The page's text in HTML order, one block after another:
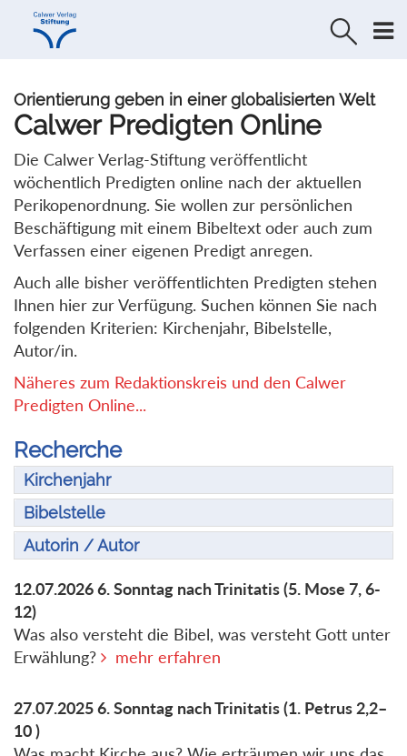
Direkt
Direkt
Orientierung geben in einer globalisierten Welt
Calwer Predigten Online
Die Calwer Verlag-Stiftung veröffentlicht
wöchentlich Predigten online nach der aktuellen
Perikopenordnung. Sie wollen zur persönlichen
Beschäftigung mit einem Bibeltext oder auch zum
Verfassen einer eigenen Predigt anregen.
Auch alle bisher veröffentlichten Predigten stehen
Ihnen hier zur Verfügung. Suchen können Sie nach
folgenden Kriterien: Kirchenjahr, Bibelstelle,
Autor/in.
Näheres zum Redaktionskreis und den Calwer
Predigten Online...
Recherche
Kirchenjahr
Bibelstelle
Autorin / Autor
12.07.20266. Sonntag nach Trinitatis(5. Mose 7, 6-
12)
Was also versteht die Bibel, was versteht Gott unter
Erwählung?
mehr erfahren
27.07.20256. Sonntag nach Trinitatis(1. Petrus 2,2–
10 )